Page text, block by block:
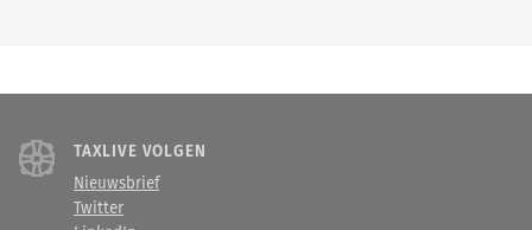
TAXLIVE VOLGEN
Nieuwsbrief
Twitter